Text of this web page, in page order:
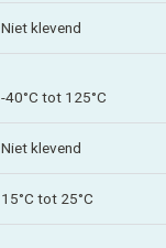
Niet klevend
-40°C tot 125°C
Niet klevend
15°C tot 25°C